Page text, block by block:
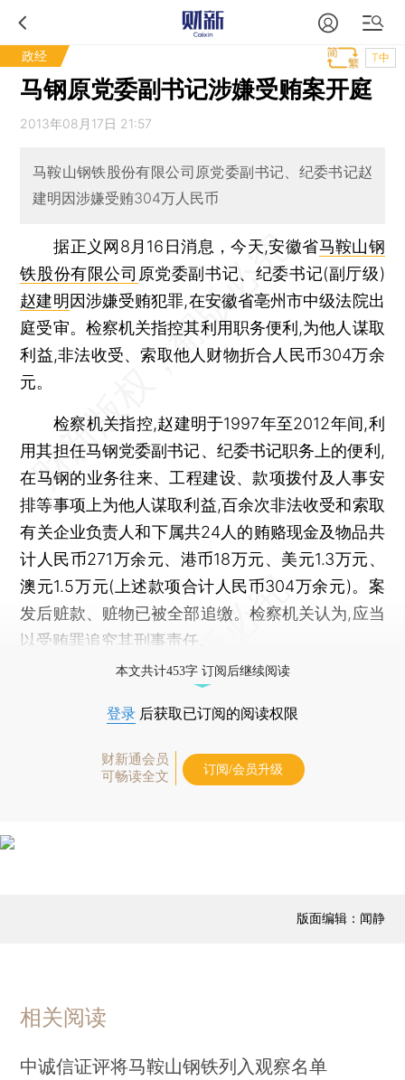
政经 T中
马钢原党委副书记涉嫌受贿案开庭
2013年08月17日 21:57
马鞍山钢铁股份有限公司原党委副书记、纪委书记赵
建明因涉嫌受贿304万人民币
据正义网8月16日消息，今天,安徽省马鞍山钢
铁股份有限公司 原党委副书记、纪委书记(副厅级)
赵建明 因涉嫌受贿犯罪,在安徽省亳州市中级法院出
庭受审。检察机关指控其利用职务便利,为他人谋取
利益,非法收受、索取他人财物折合人民币304万余
元。
检察机关指控,赵建明于1997年至2012年间,利
用其担任马钢党委副书记、纪委书记职务上的便利,
在马钢的业务往来、工程建设、款项拨付及人事安
排等事项上为他人谋取利益,百余次非法收受和索取
有关企业负责人和下属共24人的贿赂现金及物品共
计人民币271万余元、港币18万元、美元1.3万元、
澳元1.5万元(上述款项合计人民币304万余元)。案
发后赃款、赃物已被全部追缴。检察机关认为,应当
以受贿罪追究其刑事责任。
本文共计453字 订阅后继续阅读
登录 后获取已订阅的阅读权限
财新通会员
可畅读全文
订阅/会员升级
版面编辑：闻静
相关阅读
中诚信证评将马鞍山钢铁列入观察名单